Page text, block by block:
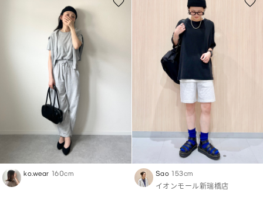
ko.wear 160cm Sao 153cm
イオンモール新瑞橋店